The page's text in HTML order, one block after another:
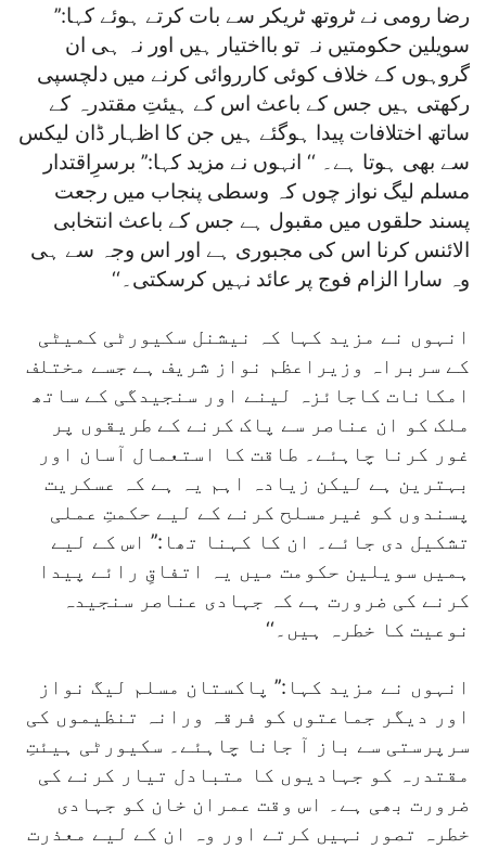
رضا رومی نے ٹروتھ ٹریکر سے بات کرتے ہوئے کہا:’’
سویلین حکومتیں نہ تو بااختیار ہیں اور نہ ہی ان
گروہوں کے خلاف کوئی کارروائی کرنے میں دلچسپی
رکھتی ہیں جس کے باعث اس کے ہیئتِ مقتدرہ کے
ساتھ اختلافات پیدا ہوگئے ہیں جن کا اظہار ڈان لیکس
سے بھی ہوتا ہے۔ ‘‘ انہوں نے مزید کہا:’’ برسرِاقتدار
مسلم لیگ نواز چوں کہ وسطی پنجاب میں رجعت
پسند حلقوں میں مقبول ہے جس کے باعث انتخابی
الائنس کرنا اس کی مجبوری ہے اور اس وجہ سے ہی
وہ سارا الزام فوج پر عائد نہیں کرسکتی۔‘‘
انہوں نے مزید کہا کہ نیشنل سکیورٹی کمیٹی
کے سربراہ وزیراعظم نواز شریف ہے جسے مختلف
امکانات کاجائزہ لینے اور سنجیدگی کے ساتھ
ملک کو ان عناصر سے پاک کرنے کے طریقوں پر
غور کرنا چاہئے۔ طاقت کا استعمال آسان اور
بہترین ہے لیکن زیادہ اہم یہ ہے کہ عسکریت
پسندوں کو غیرمسلح کرنے کے لیے حکمتِ عملی
تشکیل دی جائے۔ ان کا کہنا تھا:’’ اس کے لیے
ہمیں سویلین حکومت میں یہ اتفاقِ رائے پیدا
کرنے کی ضرورت ہے کہ جہادی عناصر سنجیدہ
نوعیت کا خطرہ ہیں۔‘‘
انہوں نے مزید کہا:’’ پاکستان مسلم لیگ نواز
اور دیگر جماعتوں کو فرقہ ورانہ تنظیموں کی
سرپرستی سے باز آ جانا چاہئے۔ سکیورٹی ہیئتِ
مقتدرہ کو جہادیوں کا متبادل تیار کرنے کی
ضرورت بھی ہے۔ اس وقت عمران خان کو جہادی
خطرہ تصور نہیں کرتے اور وہ ان کے لیے معذرت